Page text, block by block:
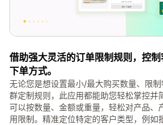
借助强大灵活的订单限制规则，控
下单方式。
无论您是想设置最小/最大购买数量、限
群定制规则，此应用都能助您轻松掌控并
可以按数量、金额或重量，轻松对产品、
用限制。精准定位特定的客户类型，例如